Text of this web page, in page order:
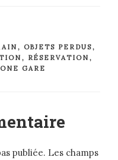
, OBJETS PERDUS,
, RÉSERVATION ,
GARE
publiée. Les champs